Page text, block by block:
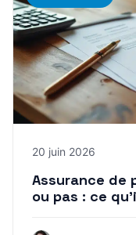
20 juin 2026
Assurance de
ou pas : ce